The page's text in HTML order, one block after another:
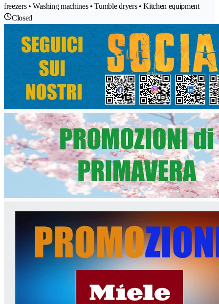
freezers • Washing machines • Tumble dryers • Kitchen equipment
Closed